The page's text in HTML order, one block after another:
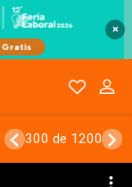
×
300 de 1200